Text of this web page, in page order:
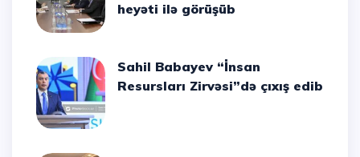
heyəti ilə görüşüb
Sahil Babayev “İnsan
Resursları Zirvəsi”də çıxış edib